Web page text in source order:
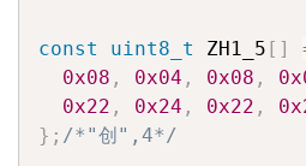
const uint8_t ZH1_5 [ ]
0x08 , 0x04 , 0x08 ,
0x22 , 0x24 , 0x22 ,
} ; /*"创",4*/